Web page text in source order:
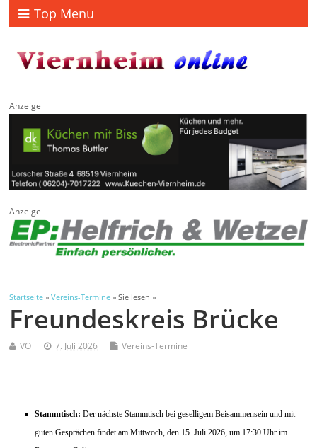
Top Menu
Anzeige
Anzeige
Startseite »Vereins-Termine » Sie lesen »
Freundeskreis Brücke
VO 7. Juli 2026 Vereins-Termine
Stammtisch: Der nächste Stammtisch bei geselligem Beisammensein und mit
guten Gesprächen findet am Mittwoch, den 15. Juli 2026, um 17:30 Uhr im